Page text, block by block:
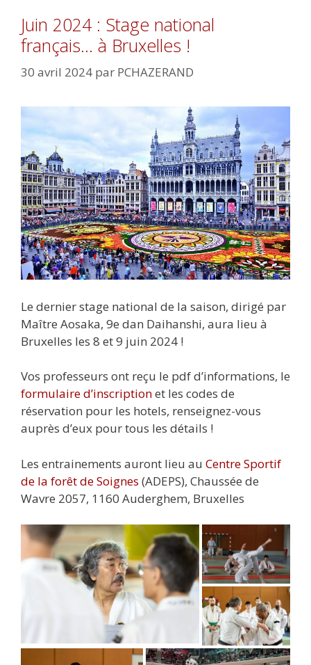
Juin 2024 : Stage national
français… à Bruxelles !
30 avril 2024 par PCHAZERAND
Le dernier stage national de la saison, dirigé par
Maître Aosaka, 9e dan Daihanshi, aura lieu à
Bruxelles les 8 et 9 juin 2024 !
Vos professeurs ont reçu le pdf d’informations, le
formulaire d’inscriptionet les codes de
réservation pour les hotels, renseignez-vous
auprès d’eux pour tous les détails !
Les entrainements auront lieu au Centre Sportif
de la forêt de Soignes (ADEPS), Chaussée de
Wavre 2057, 1160 Auderghem, Bruxelles